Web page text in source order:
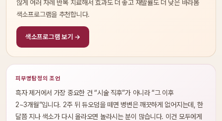
않게 여러 차례 반복 치료해서 효과도 더 좋고 재발률도 더 낮은 바라봄
색소프로그램을 추천합니다.
색소프로그램 보기 →
피부명탐정의 조언
흑자 제거에서 가장 중요한 건 “시술 직후”가 아니라 “그 이후
2~3개월”입니다. 2주 뒤 듀오덤을 떼면 병변은 깨끗하게 없어지는데, 한
달쯤 지나 색소가 다시 올라오면 놀라시는 분이 많습니다. 이건 모두에게